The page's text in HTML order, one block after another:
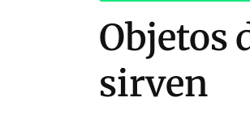
Objetos
sirven